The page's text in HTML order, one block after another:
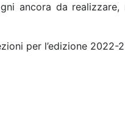
ancora da
per l’edizione